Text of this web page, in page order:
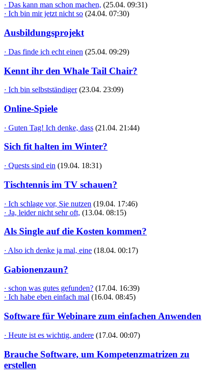
· Das kann man schon machen, (25.04. 09:31)
· Ich bin mir jetzt nicht so (24.04. 07:30)
Ausbildungsprojekt
· Das finde ich echt einen (25.04. 09:29)
Kennt ihr den Whale Tail Chair?
· Ich bin selbstständiger (23.04. 23:09)
Online-Spiele
· Guten Tag! Ich denke, dass (21.04. 21:44)
Sich fit halten im Winter?
· Quests sind ein (19.04. 18:31)
Tischtennis im TV schauen?
· Ich schlage vor, Sie nutzen (19.04. 17:46)
· Ja, leider nicht sehr oft, (13.04. 08:15)
Als Single auf die Kosten kommen?
· Also ich denke ja mal, eine (18.04. 00:17)
Gabionenzaun?
· schon was gutes gefunden? (17.04. 16:39)
· Ich habe eben einfach mal (16.04. 08:45)
Software für Webinare zum einfachen Anwenden
· Heute ist es wichtig, andere (17.04. 00:07)
Brauche Software, um Kompetenzmatrizen zu
erstellen